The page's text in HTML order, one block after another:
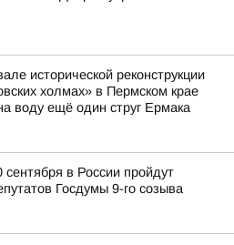
исторической реконструкции
холмах» в Пермском крае
воду ещё один струг Ермака
сентября в России пройдут
Госдумы 9-го созыва